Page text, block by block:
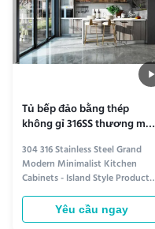
Tủ bếp đảo bằng thép
không gỉ 316SS thương mại
304 316 Stainless Steel Grand
Modern Minimalist Kitchen
Cabinets - Island Style Product
information Sleek Durability
Crafted from premium 304/316
stainless steel, these kitchen
Yêu cầu ngay